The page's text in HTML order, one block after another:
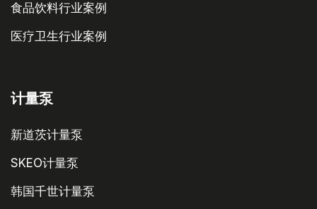
食品饮料行业案例
医疗卫生行业案例
计量泵
新道茨计量泵
SKEO计量泵
韩国千世计量泵